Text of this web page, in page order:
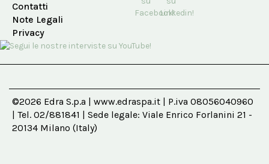
Contatti
Note Legali
Privacy
©2026 Edra S.p.a | www.edraspa.it | P.iva 08056040960
| Tel. 02/881841 | Sede legale: Viale Enrico Forlanini 21 -
20134 Milano (Italy)